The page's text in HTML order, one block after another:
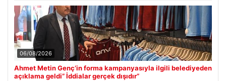
06/08/2026
Ahmet Metin Genç’in forma kampanyasıyla ilgili belediyeden
açıklama geldi” İddialar gerçek dışıdır”